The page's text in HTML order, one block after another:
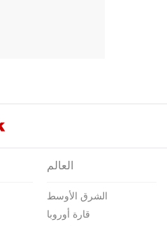
العالم
الشرق الأوسط
قارة أوروبا